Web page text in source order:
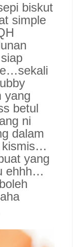
biskut
simple
yang
betul
ni
dalam
kismis…
yang
ehhh…